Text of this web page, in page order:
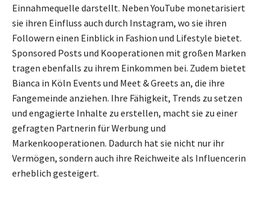
Einnahmequelle darstellt. Neben YouTube monetarisiert
sie ihren Einfluss auch durch Instagram, wo sie ihren
Followern einen Einblick in Fashion und Lifestyle bietet.
Sponsored Posts und Kooperationen mit großen Marken
tragen ebenfalls zu ihrem Einkommen bei. Zudem bietet
Bianca in Köln Events und Meet & Greets an, die ihre
Fangemeinde anziehen. Ihre Fähigkeit, Trends zu setzen
und engagierte Inhalte zu erstellen, macht sie zu einer
gefragten Partnerin für Werbung und
Markenkooperationen. Dadurch hat sie nicht nur ihr
Vermögen, sondern auch ihre Reichweite als Influencerin
erheblich gesteigert.